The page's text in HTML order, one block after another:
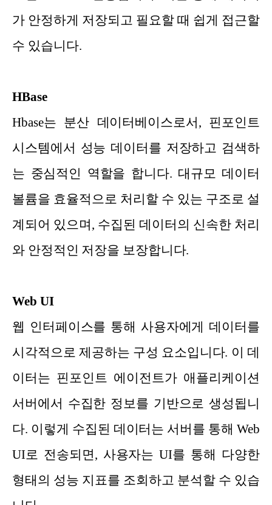
가 안정하게 저장되고 필요할 때 쉽게 접근할
수 있습니다.
HBase
Hbase는 분산 데이터베이스로서, 핀포인트
시스템에서 성능 데이터를 저장하고 검색하
는 중심적인 역할을 합니다. 대규모 데이터
볼륨을 효율적으로 처리할 수 있는 구조로 설
계되어 있으며, 수집된 데이터의 신속한 처리
와 안정적인 저장을 보장합니다.
Web UI
웹 인터페이스를 통해 사용자에게 데이터를
시각적으로 제공하는 구성 요소입니다. 이 데
이터는 핀포인트 에이전트가 애플리케이션
서버에서 수집한 정보를 기반으로 생성됩니
다. 이렇게 수집된 데이터는 서버를 통해 Web
UI로 전송되면, 사용자는 UI를 통해 다양한
형태의 성능 지표를 조회하고 분석할 수 있습